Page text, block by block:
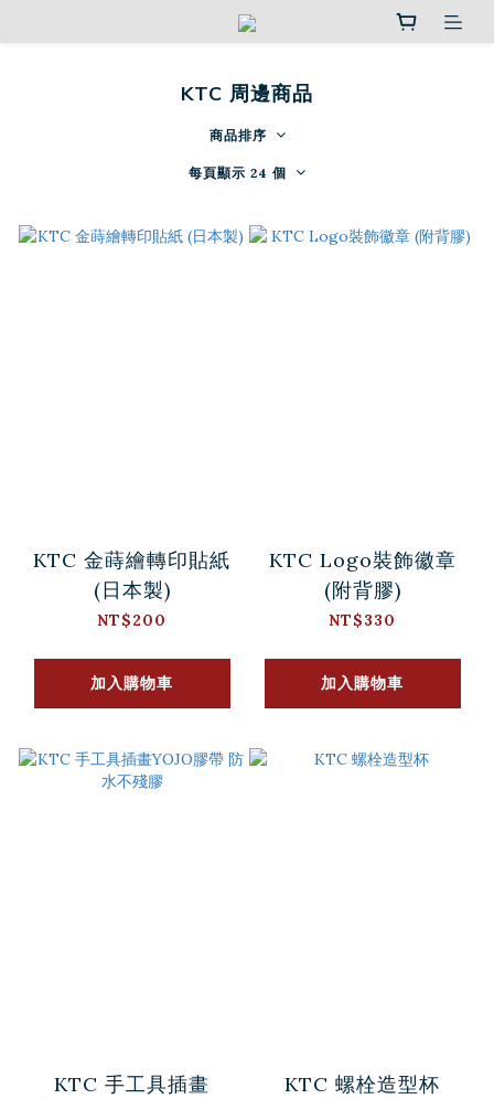
KTC 周邊商品
商品排序
每頁顯示 24 個
KTC 金蒔繪轉印貼紙
(日本製)
NT$200
加入購物車
KTC Logo裝飾徽章
(附背膠)
NT$330
加入購物車
KTC 手工具插畫
KTC 螺栓造型杯